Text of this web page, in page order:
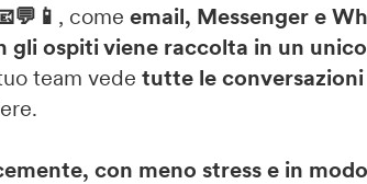
, come email, Messenger e
ospiti viene raccolta in un
team vede tutte le conversazioni
con meno stress e in